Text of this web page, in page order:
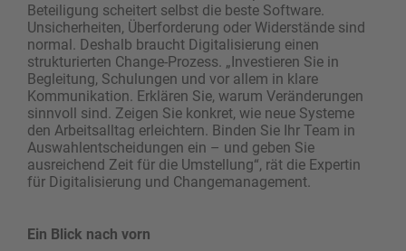
Beteiligung scheitert selbst die beste Software.
Unsicherheiten, Überforderung oder Widerstände sind
normal. Deshalb braucht Digitalisierung einen
strukturierten Change-Prozess. „Investieren Sie in
Begleitung, Schulungen und vor allem in klare
Kommunikation. Erklären Sie, warum Veränderungen
sinnvoll sind. Zeigen Sie konkret, wie neue Systeme
den Arbeitsalltag erleichtern. Binden Sie Ihr Team in
Auswahlentscheidungen ein – und geben Sie
ausreichend Zeit für die Umstellung“, rät die Expertin
für Digitalisierung und Changemanagement.
Ein Blick nach vorn